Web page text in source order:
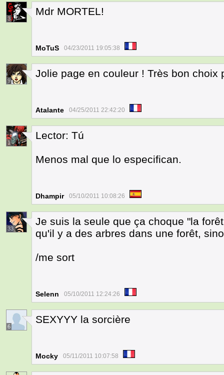
3
Mdr MORTEL!
MoTuS 04/23/2011 19:05:38
9
Jolie page en couleur ! Très bon choix
Atalante 04/25/2011 22:42:20
1
Lector: Tú
Menos mal que lo especifican.
Dhampir 05/10/2011 10:08:26
33
Je suis la seule que ça choque "la
qu'il y a des arbres dans une forêt,
/me sort
Selenn 05/10/2011 12:24:26
6
SEXYYY la sorcière
Mocky 05/11/2011 10:07:58